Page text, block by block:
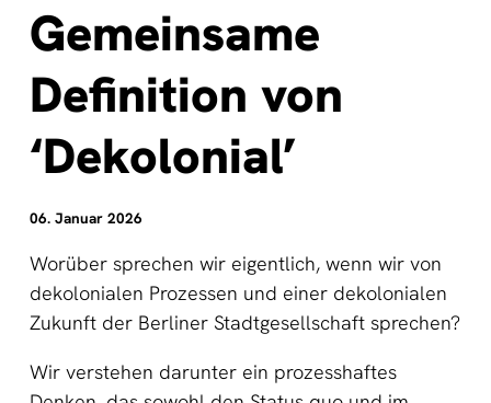
Gemeinsame
Definition von
‘Dekolonial’
06. Januar 2026
Worüber sprechen wir eigentlich, wenn wir von
dekolonialen Prozessen und einer dekolonialen
Zukunft der Berliner Stadtgesellschaft sprechen?
Wir verstehen darunter ein prozesshaftes